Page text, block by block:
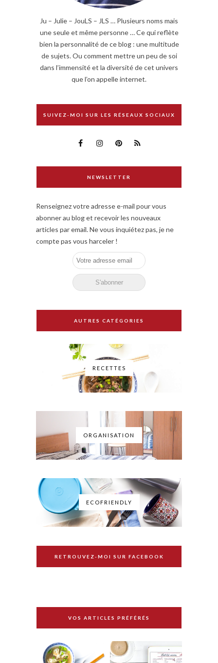
Ju – Julie – JouLS – JLS … Plusieurs noms mais
une seule et même personne … Ce qui reflète
bien la personnalité de ce blog : une multitude
de sujets. Ou comment mettre un peu de soi
dans l’immensité et la diversité de cet univers
que l’on appelle internet.
SUIVEZ-MOI SUR LES RÉSEAUX SOCIAUX
NEWSLETTER
Renseignez votre adresse e-mail pour vous
abonner au blog et recevoir les nouveaux
articles par email. Ne vous inquiétez pas, je ne
compte pas vous harceler !
AUTRES CATÉGORIES
RECETTES
ORGANISATION
ECOFRIENDLY
RETROUVEZ-MOI SUR FACEBOOK
VOS ARTICLES PRÉFÉRÉS